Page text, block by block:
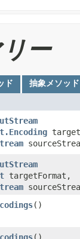
ー
ド 抽象メソッド
targetFormat,
()
()